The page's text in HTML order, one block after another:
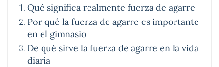
Qué significa realmente fuerza de agarre
Por qué la fuerza de agarre es importante
en el gimnasio
De qué sirve la fuerza de agarre en la vida
diaria